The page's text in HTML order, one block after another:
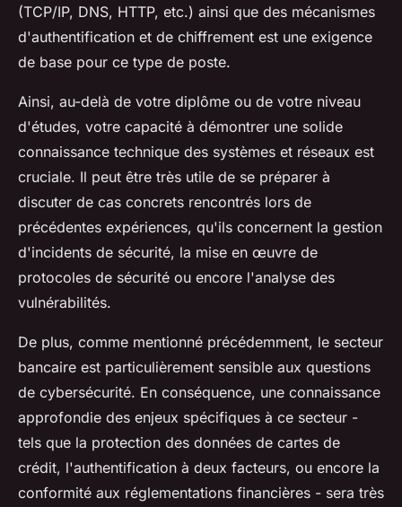
(TCP/IP, DNS, HTTP, etc.) ainsi que des mécanismes
d'authentification et de chiffrement est une exigence
de base pour ce type de poste.
Ainsi, au-delà de votre diplôme ou de votre niveau
d'études, votre capacité à démontrer une solide
connaissance technique des systèmes et réseaux est
cruciale. Il peut être très utile de se préparer à
discuter de cas concrets rencontrés lors de
précédentes expériences, qu'ils concernent la gestion
d'incidents de sécurité, la mise en œuvre de
protocoles de sécurité ou encore l'analyse des
vulnérabilités.
De plus, comme mentionné précédemment, le secteur
bancaire est particulièrement sensible aux questions
de cybersécurité. En conséquence, une connaissance
approfondie des enjeux spécifiques à ce secteur -
tels que la protection des données de cartes de
crédit, l'authentification à deux facteurs, ou encore la
conformité aux réglementations financières - sera très